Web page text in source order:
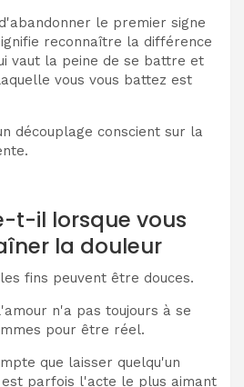
le premier signe
reconnaître la différence
vaut la peine de se battre et
vous vous battez est
découplage conscient sur la
t-il lorsque vous
la douleur
fins peuvent être douces.
n'a pas toujours à se
pour être réel.
que laisser quelqu'un
parfois l'acte le plus aimant